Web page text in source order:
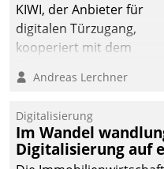
KIWI, der Anbieter für
digitalen Türzugang,
kooperiert mit dem
Andreas Lerchner
Digitalisierung
Im Wandel
Digitalisierung auf